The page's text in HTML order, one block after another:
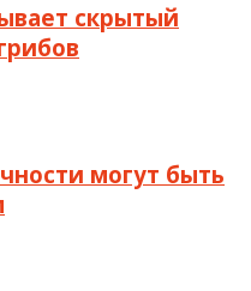
скрытый
могут быть